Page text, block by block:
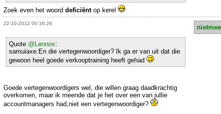
Zoek even het woord deficiëntop kerel
22-10-2012 00:16:26
Quote @Lennox:
samuiaxe:En die vertegenwoordiger? Ik ga er van uit dat die
gewoon heel goede verkooptraining heeft gehad
Goede vertegenwoordigers wel, die willen graag daadkrachtig
overkomen, maar ik meende dat je het over een van jullie
accountmanagers had,niet een vertegenwoordiger?